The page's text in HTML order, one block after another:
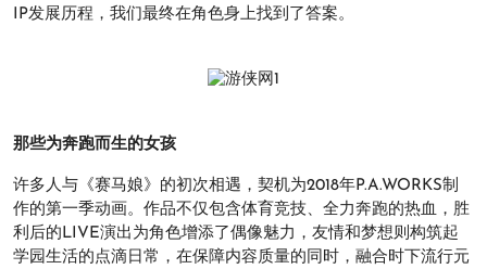
IP发展历程，我们最终在角色身上找到了答案。
那些为奔跑而生的女孩
许多人与《赛马娘》的初次相遇，契机为2018年P.A.WORKS制
作的第一季动画。作品不仅包含体育竞技、全力奔跑的热血，胜
利后的LIVE演出为角色增添了偶像魅力，友情和梦想则构筑起
学园生活的点滴日常，在保障内容质量的同时，融合时下流行元